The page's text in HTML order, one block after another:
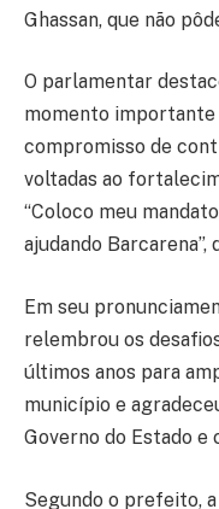
Ghassan, que não
O parlamentar
momento importante
compromisso de
voltadas ao
“Coloco meu
ajudando Barcarena”,
Em seu
relembrou os
últimos anos para
município e
Governo do Estado
Segundo o prefeito,